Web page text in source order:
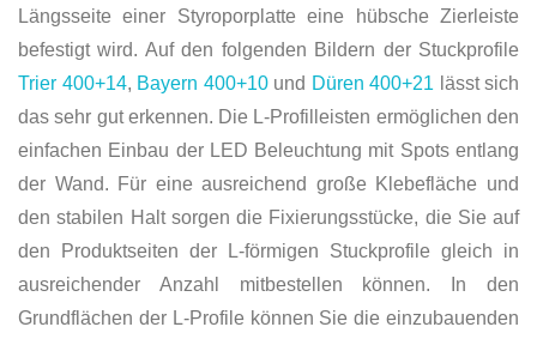
Längsseite einer Styroporplatte eine hübsche Zierleiste
befestigt wird. Auf den folgenden Bildern der Stuckprofile
Trier 400+14, Bayern 400+10und Düren 400+21 lässt sich
das sehr gut erkennen. Die L-Profilleisten ermöglichen den
einfachen Einbau der LED Beleuchtung mit Spots entlang
der Wand. Für eine ausreichend große Klebefläche und
den stabilen Halt sorgen die Fixierungsstücke, die Sie auf
den Produktseiten der L-förmigen Stuckprofile gleich in
ausreichender Anzahl mitbestellen können. In den
Grundflächen der L-Profile können Sie die einzubauenden